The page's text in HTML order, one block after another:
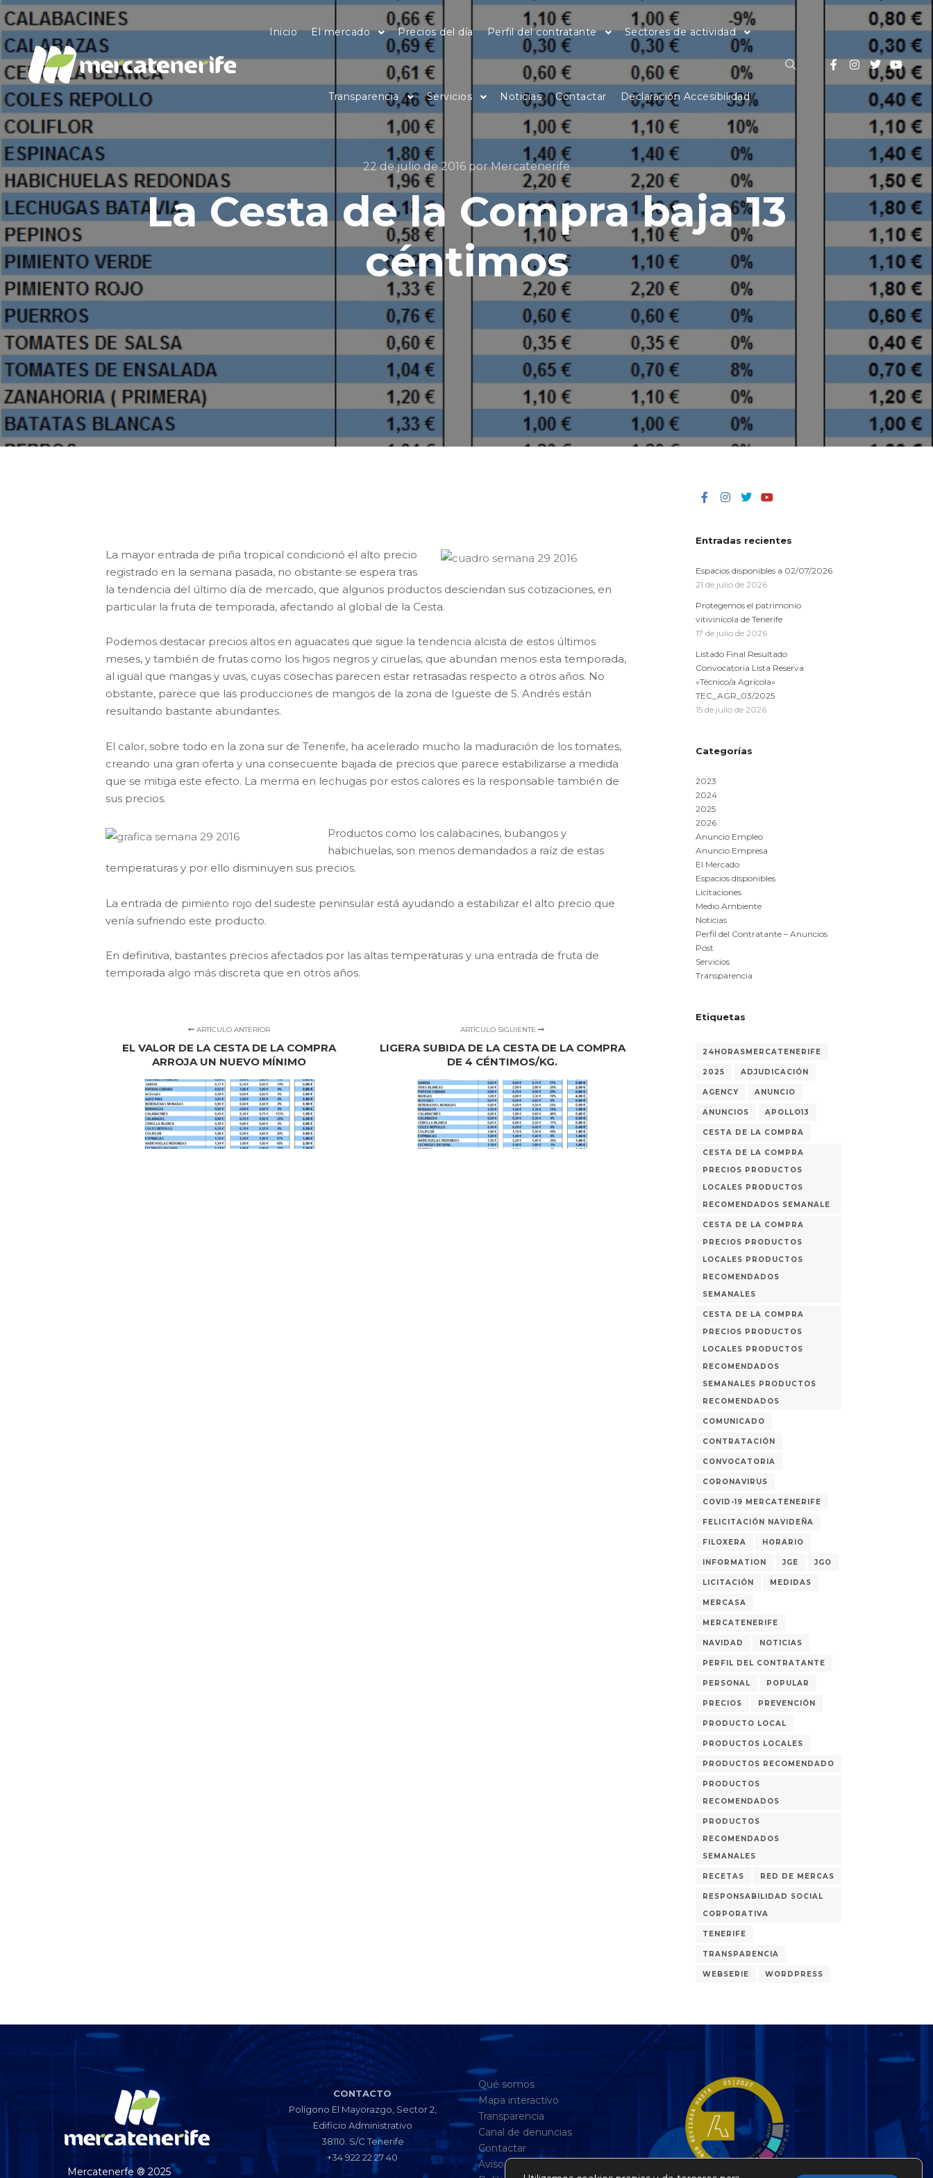
Inicio El mercado Precios del día Perfil del contratante Sectores de actividad
Transparencia Servicios Noticias Contactar Declaración Accesibilidad
22 de julio de 2016 porMercatenerife
La Cesta de la Compra baja 13
céntimos
La mayor entrada de piña tropical condicionó el alto precio
registrado en la semana pasada, no obstante se espera tras
la tendencia del último día de mercado, que algunos productos desciendan sus cotizaciones, en
particular la fruta de temporada, afectando al global de la Cesta.
Podemos destacar precios altos en aguacates que sigue la tendencia alcista de estos últimos
meses, y también de frutas como los higos negros y ciruelas, que abundan menos esta temporada,
al igual que mangas y uvas, cuyas cosechas parecen estar retrasadas respecto a otros años. No
obstante, parece que las producciones de mangos de la zona de Igueste de S. Andrés están
resultando bastante abundantes.
El calor, sobre todo en la zona sur de Tenerife, ha acelerado mucho la maduración de los tomates,
creando una gran oferta y una consecuente bajada de precios que parece estabilizarse a medida
que se mitiga este efecto. La merma en lechugas por estos calores es la responsable también de
sus precios.
Productos como los calabacines, bubangos y
habichuelas, son menos demandados a raíz de estas
temperaturas y por ello disminuyen sus precios.
La entrada de pimiento rojo del sudeste peninsular está ayudando a estabilizar el alto precio que
venía sufriendo este producto.
En definitiva, bastantes precios afectados por las altas temperaturas y una entrada de fruta de
temporada algo más discreta que en otros años.
ARTÍCULO ANTERIOR
EL VALOR DE LA CESTA DE LA COMPRA
ARROJA UN NUEVO MÍNIMO
ARTÍCULO SIGUIENTE
LIGERA SUBIDA DE LA CESTA DE LA COMPRA
DE 4 CÉNTIMOS/KG.
Entradas recientes
Espacios disponibles a 02/07/2026
21 de julio de 2026
Protegemos el patrimonio
vitivinícola de Tenerife
17 de julio de 2026
Listado Final Resultado
Convocatoria Lista Reserva
«Técnico/a Agrícola»
TEC_AGR_03/2025
15 de julio de 2026
Categorías
2023
2024
2025
2026
Anuncio Empleo
Anuncio Empresa
El Mercado
Espacios disponibles
Licitaciones
Medio Ambiente
Noticias
Perfil del Contratante – Anuncios
Post
Servicios
Transparencia
Etiquetas
24HORASMERCATENERIFE
2025 ADJUDICACIÓN
AGENCY ANUNCIO
ANUNCIOS APOLLO13
CESTA DE LA COMPRA
CESTA DE LA COMPRA
PRECIOS PRODUCTOS
LOCALES PRODUCTOS
RECOMENDADOS SEMANALE
CESTA DE LA COMPRA
PRECIOS PRODUCTOS
LOCALES PRODUCTOS
RECOMENDADOS
SEMANALES
CESTA DE LA COMPRA
PRECIOS PRODUCTOS
LOCALES PRODUCTOS
RECOMENDADOS
SEMANALES PRODUCTOS
RECOMENDADOS
COMUNICADO
CONTRATACIÓN
CONVOCATORIA
CORONAVIRUS
COVID-19 MERCATENERIFE
FELICITACIÓN NAVIDEÑA
FILOXERA HORARIO
INFORMATION JGE JGO
LICITACIÓN MEDIDAS
MERCASA
MERCATENERIFE
NAVIDAD NOTICIAS
PERFIL DEL CONTRATANTE
PERSONAL POPULAR
PRECIOS PREVENCIÓN
PRODUCTO LOCAL
PRODUCTOS LOCALES
PRODUCTOS RECOMENDADO
PRODUCTOS
RECOMENDADOS
PRODUCTOS
RECOMENDADOS
SEMANALES
RECETAS RED DE MERCAS
RESPONSABILIDAD SOCIAL
CORPORATIVA
TENERIFE
TRANSPARENCIA
WEBSERIE WORDPRESS
Mercatenerfe ® 2025
CONTACTO
Polígono El Mayorazgo, Sector 2,
Edificio Administrativo
38110. S/C Tenerife
+34 922 22 27 40
Qué somos
Mapa interactivo
Transparencia
Canal de denuncias
Contactar
Aviso legal